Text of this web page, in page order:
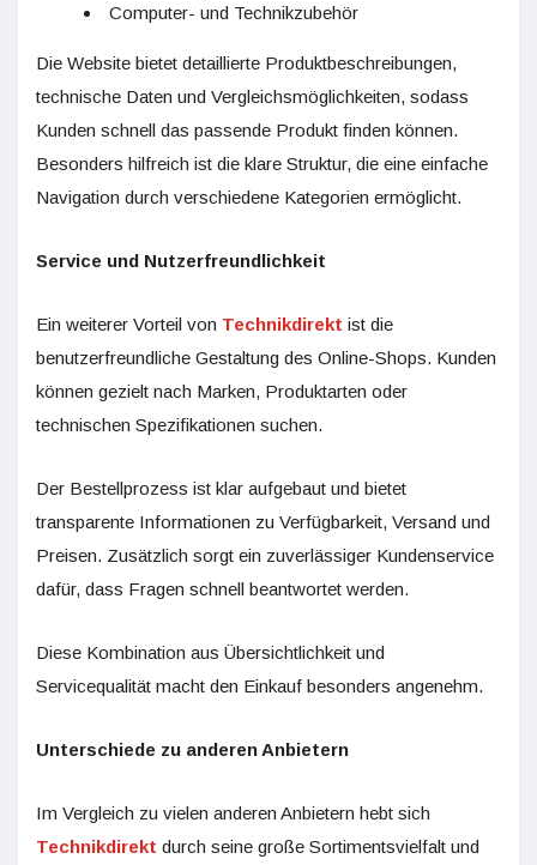
Computer- und Technikzubehör
Die Website bietet detaillierte Produktbeschreibungen,
technische Daten und Vergleichsmöglichkeiten, sodass
Kunden schnell das passende Produkt finden können.
Besonders hilfreich ist die klare Struktur, die eine einfache
Navigation durch verschiedene Kategorien ermöglicht.
Service und Nutzerfreundlichkeit
Ein weiterer Vorteil von Technikdirekt ist die
benutzerfreundliche Gestaltung des Online-Shops. Kunden
können gezielt nach Marken, Produktarten oder
technischen Spezifikationen suchen.
Der Bestellprozess ist klar aufgebaut und bietet
transparente Informationen zu Verfügbarkeit, Versand und
Preisen. Zusätzlich sorgt ein zuverlässiger Kundenservice
dafür, dass Fragen schnell beantwortet werden.
Diese Kombination aus Übersichtlichkeit und
Servicequalität macht den Einkauf besonders angenehm.
Unterschiede zu anderen Anbietern
Im Vergleich zu vielen anderen Anbietern hebt sich
Technikdirekt durch seine große Sortimentsvielfalt und